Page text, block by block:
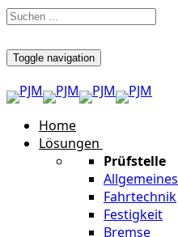
Toggle navigation
Home
Lösungen
Prüfstelle
Allgemeines
Fahrtechnik
Festigkeit
Bremse